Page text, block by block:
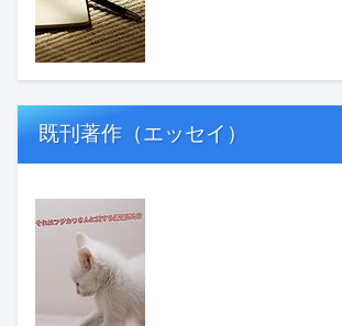
既刊著作（エッセイ）